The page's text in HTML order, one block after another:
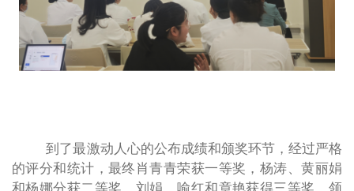
到了最激动人心的公布成绩和颁奖环节，经过严格
的评分和统计，最终肖青青荣获一等奖，杨涛、黄丽娟
和杨娜分获二等奖，刘娟、喻红和章艳获得三等奖。领